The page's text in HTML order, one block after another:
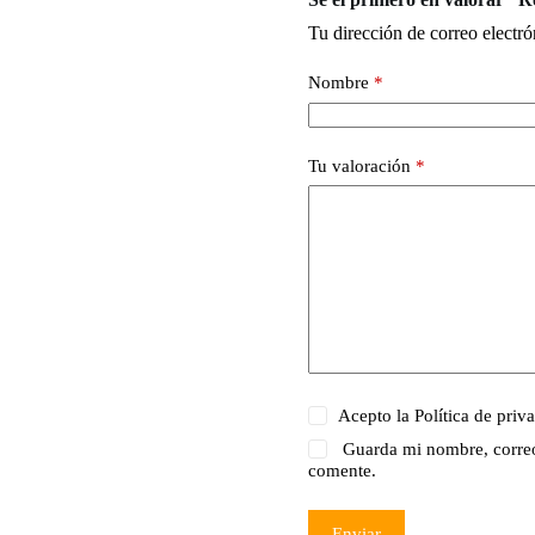
Tu dirección de correo
Nombre *
Tu valoración *
Acepto la Política de
Guarda mi nombre,
comente.